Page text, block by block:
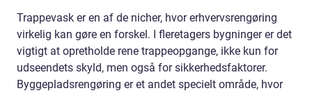
Trappevask er en af de nicher, hvor erhvervsrengøring
virkelig kan gøre en forskel. I fleretagers bygninger er det
vigtigt at opretholde rene trappeopgange, ikke kun for
udseendets skyld, men også for sikkerhedsfaktorer.
Byggepladsrengøring er et andet specielt område, hvor